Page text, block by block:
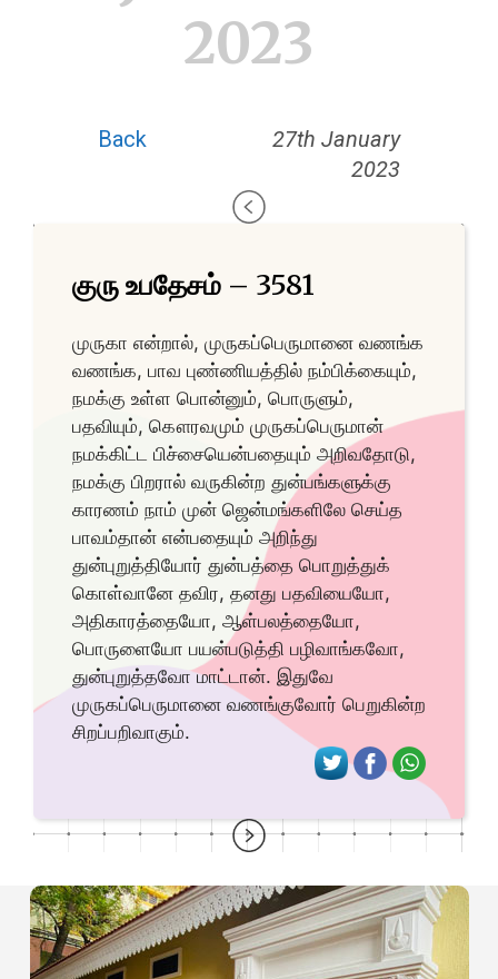
2023
Back
27th January
2023
குரு உபதேசம் – 3581
முருகா என்றால், முருகப்பெருமானை வணங்க
வணங்க, பாவ புண்ணியத்தில் நம்பிக்கையும்,
நமக்கு உள்ள பொன்னும், பொருளும்,
பதவியும், கௌரவமும் முருகப்பெருமான்
நமக்கிட்ட பிச்சையென்பதையும் அறிவதோடு,
நமக்கு பிறரால் வருகின்ற துன்பங்களுக்கு
காரணம் நாம் முன் ஜென்மங்களிலே செய்த
பாவம்தான் என்பதையும் அறிந்து
துன்புறுத்தியோர் துன்பத்தை பொறுத்துக்
கொள்வானே தவிர, தனது பதவியையோ,
அதிகாரத்தையோ, ஆள்பலத்தையோ,
பொருளையோ பயன்படுத்தி பழிவாங்கவோ,
துன்புறுத்தவோ மாட்டான். இதுவே
முருகப்பெருமானை வணங்குவோர் பெறுகின்ற
சிறப்பறிவாகும்.